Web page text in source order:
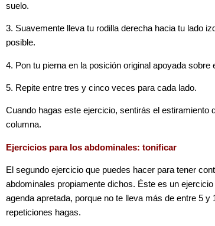
suelo.
3. Suavemente lleva tu rodilla derecha hacia tu lado
posible.
4. Pon tu pierna en la posición original apoyada sobre
5. Repite entre tres y cinco veces para cada lado.
Cuando hagas este ejercicio, sentirás el estiramiento
columna.
Ejercicios para los abdominales: tonificar
El segundo ejercicio que puedes hacer para tener
abdominales propiamente dichos. Éste es un
agenda apretada, porque no te lleva más de entre 5 y
repeticiones hagas.